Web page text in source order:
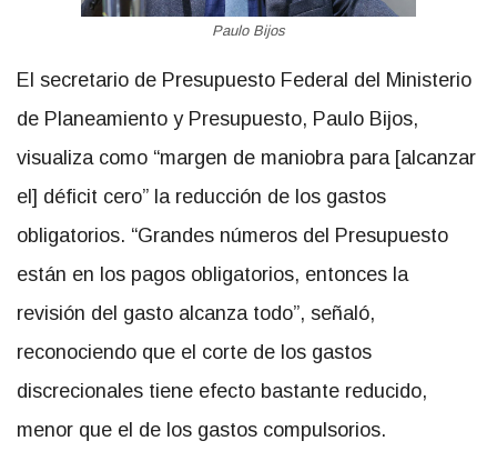
Paulo Bijos
El secretario de Presupuesto Federal del Ministerio
de Planeamiento y Presupuesto, Paulo Bijos,
visualiza como “margen de maniobra para [alcanzar
el] déficit cero” la reducción de los gastos
obligatorios. “Grandes números del Presupuesto
están en los pagos obligatorios, entonces la
revisión del gasto alcanza todo”, señaló,
reconociendo que el corte de los gastos
discrecionales tiene efecto bastante reducido,
menor que el de los gastos compulsorios.